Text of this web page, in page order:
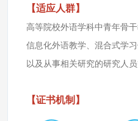
【适应人群】
高等院校外语学科中青年骨
信息化外语教学、混合式学
以及从事相关研究的研究人员
【证书机制】